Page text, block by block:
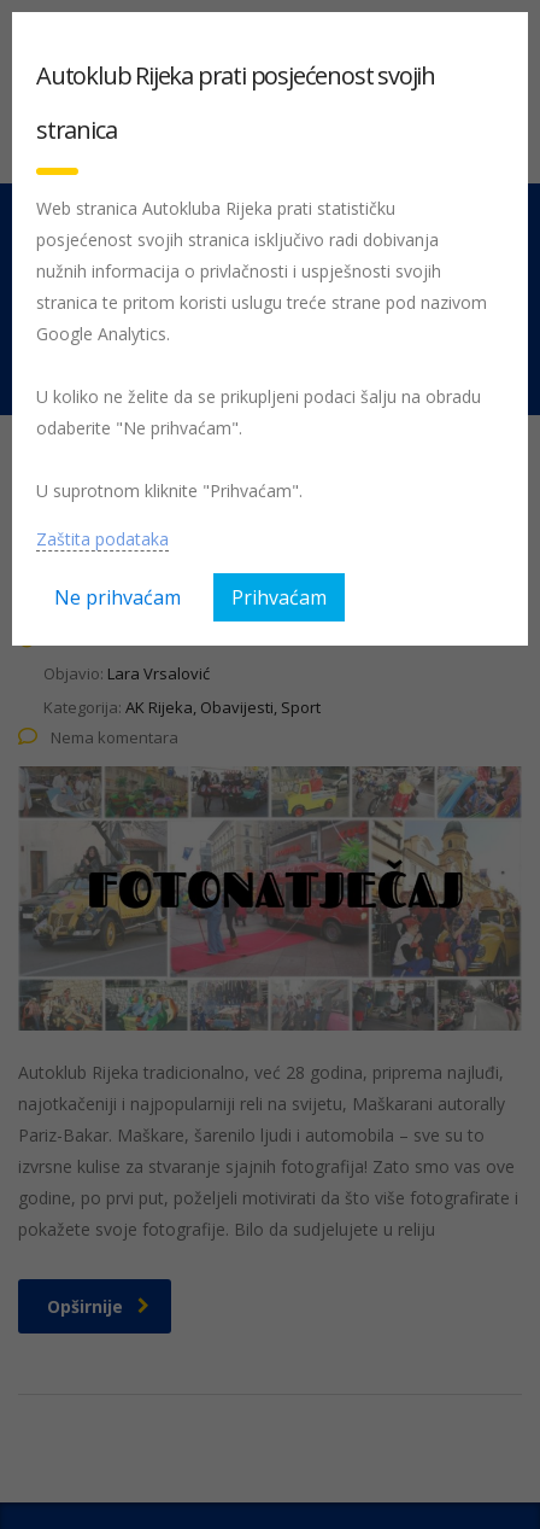
051 212 442 Centrala
Pon - Pet 08:00 - 16:00
Rujevica 9/1, 51000 Rijeka
Fotonatječaj “28. Maškarani autorally
Pariz-Bakar u slici”
Objavio: Lara Vrsalović
Kategorija: AK Rijeka, Obavijesti, Sport
Nema komentara
Autoklub Rijeka tradicionalno, već 28 godina, priprema najluđi,
najotkačeniji i najpopularniji reli na svijetu, Maškarani autorally
Pariz-Bakar. Maškare, šarenilo ljudi i automobila – sve su to
izvrsne kulise za stvaranje sjajnih fotografija! Zato smo vas ove
godine, po prvi put, poželjeli motivirati da što više fotografirate i
pokažete svoje fotografije. Bilo da sudjelujete u reliju
Opširnije
Autoklub Rijeka prati posjećenost svojih
stranica
Web stranica Autokluba Rijeka prati statističku
posjećenost svojih stranica isključivo radi dobivanja
nužnih informacija o privlačnosti i uspješnosti svojih
stranica te pritom koristi uslugu treće strane pod nazivom
Google Analytics.
U koliko ne želite da se prikupljeni podaci šalju na obradu
odaberite "Ne prihvaćam".
U suprotnom kliknite "Prihvaćam".
Zaštita podataka
Ne prihvaćam Prihvaćam